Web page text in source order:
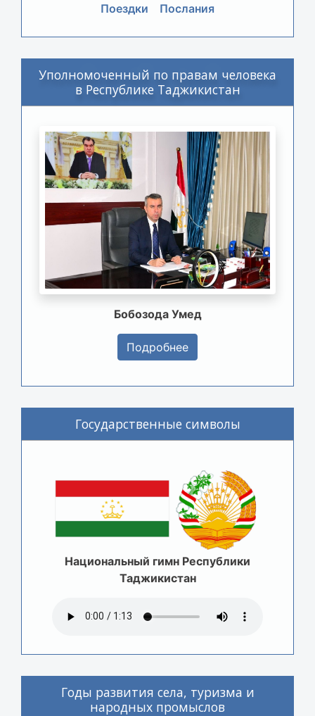
Поездки
Послания
Уполномоченный по правам человека
в Республике Таджикистан
Бобозода Умед
Подробнее
Государственные символы
Национальный гимн Республики
Таджикистан
Годы развития села, туризма и
народных промыслов